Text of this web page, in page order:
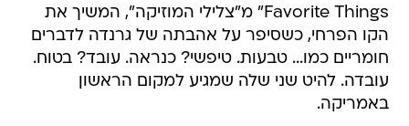
Favorite Things" מ"צלילי המוזיקה", המשיך את
הקו הפרחי, כשסיפר על אהבתה של גרנדה לדברים
חומריים כמו... טבעות. טיפשי? כנראה. עובד? בטוח.
עובדה. להיט שני שלה שמגיע למקום הראשון
באמריקה.